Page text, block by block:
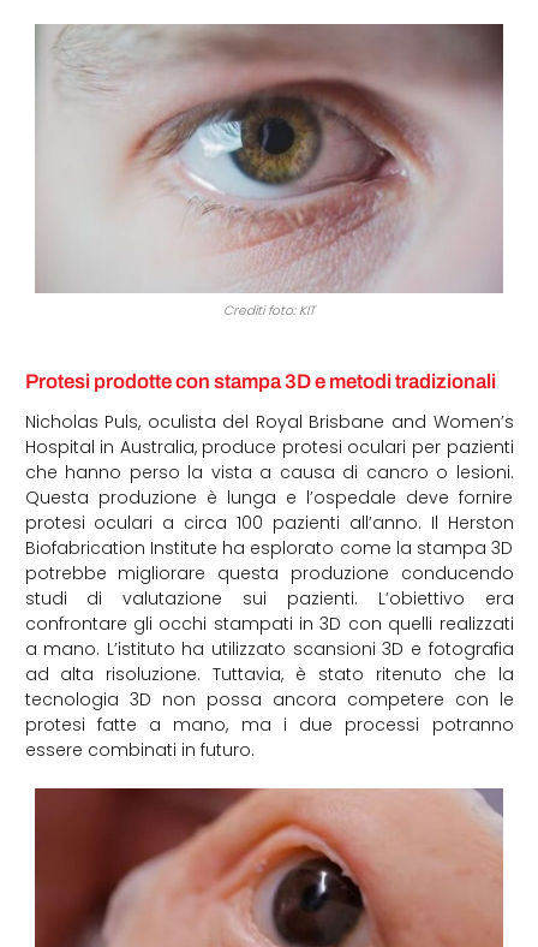
Crediti foto: KIT
Protesi prodotte con stampa 3D e metodi tradizionali
Nicholas Puls, oculista del Royal Brisbane and Women’s
Hospital in Australia, produce protesi oculari per pazienti
che hanno perso la vista a causa di cancro o lesioni.
Questa produzione è lunga e l’ospedale deve fornire
protesi oculari a circa 100 pazienti all’anno. Il Herston
Biofabrication Institute ha esplorato come la stampa 3D
potrebbe migliorare questa produzione conducendo
studi di valutazione sui pazienti. L’obiettivo era
confrontare gli occhi stampati in 3D con quelli realizzati
a mano. L’istituto ha utilizzato scansioni 3D e fotografia
ad alta risoluzione. Tuttavia, è stato ritenuto che la
tecnologia 3D non possa ancora competere con le
protesi fatte a mano, ma i due processi potranno
essere combinati in futuro.